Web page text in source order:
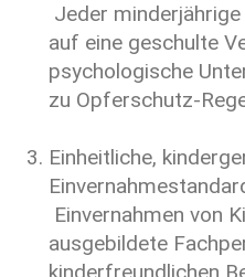
Jeder
auf eine geschulte
psychologische
zu Opferschutz-
Einheitliche,
Einvernahmen von
ausgebildete